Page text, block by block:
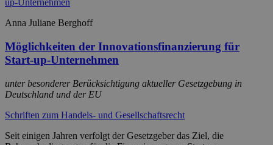
Anna Juliane Berghoff
Möglichkeiten der Innovationsfinanzierung für
Start-up-Unternehmen
unter besonderer Berücksichtigung aktueller Gesetzgebung in
Deutschland und der EU
Schriften zum Handels- und Gesellschaftsrecht
Seit einigen Jahren verfolgt der Gesetzgeber das Ziel, die